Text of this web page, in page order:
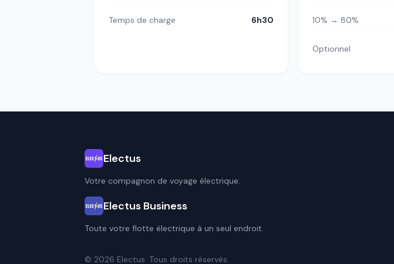
Temps de charge 6h30 10% → 80%
Optionnel
Electus
Votre compagnon de voyage électrique.
Electus Business
Toute votre flotte électrique à un seul endroit.
© 2026 Electus. Tous droits réservés.